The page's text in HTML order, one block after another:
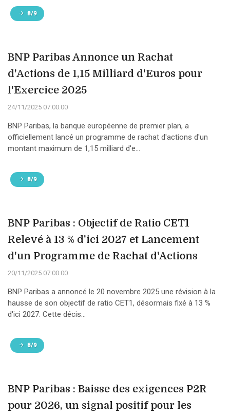
8/9
BNP Paribas Annonce un Rachat
d'Actions de 1,15 Milliard d'Euros pour
l'Exercice 2025
24/11/2025 07:00:00
BNP Paribas, la banque européenne de premier plan, a
officiellement lancé un programme de rachat d'actions d'un
montant maximum de 1,15 milliard d'e...
8/9
BNP Paribas : Objectif de Ratio CET1
Relevé à 13 % d'ici 2027 et Lancement
d'un Programme de Rachat d'Actions
20/11/2025 07:00:00
BNP Paribas a annoncé le 20 novembre 2025 une révision à la
hausse de son objectif de ratio CET1, désormais fixé à 13 %
d'ici 2027. Cette décis...
8/9
BNP Paribas : Baisse des exigences P2R
pour 2026, un signal positif pour les